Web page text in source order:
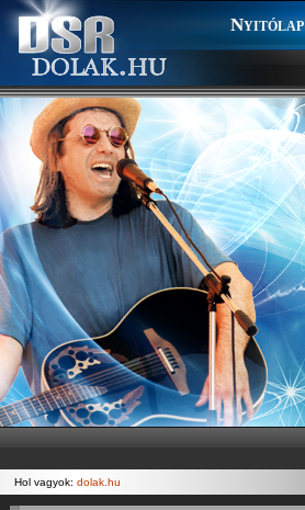
Nyitólap
Hol vagyok: dolak.hu